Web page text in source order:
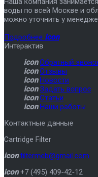
воды по всей Москве и
можно уточнить у
Подробнее icon
Интерактив
icon Обратный
icon Отзывы
icon Новости
icon Задать вопрос
icon Статьи
icon Наши работы
Контактные данные
Cartridge Filter
icon filtermeb@gmail.com
icon +7 (495) 409-42-12